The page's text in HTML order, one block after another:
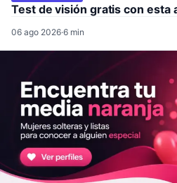
Test de visión gratis con esta
06 ago 2026·6 min